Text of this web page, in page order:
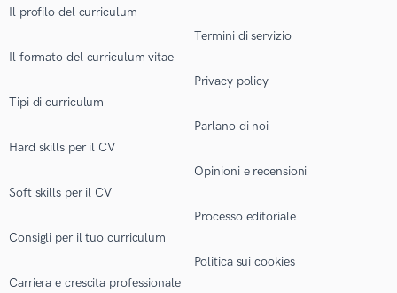
Il profilo del curriculum
Il formato del curriculum vitae
Tipi di curriculum
Hard skills per il CV
Soft skills per il CV
Consigli per il tuo curriculum
Carriera e crescita professionale
Termini di servizio
Privacy policy
Parlano di noi
Opinioni e recensioni
Processo editoriale
Politica sui cookies